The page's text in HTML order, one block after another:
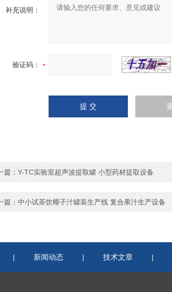
补充说明：
验证码：
篇： Y-TC实验室超声波提取罐 小型药材提取设备
篇： 中小试茶饮椰子汁罐装生产线 复合果汁生产设备
| 新闻动态 | 技术文章 |